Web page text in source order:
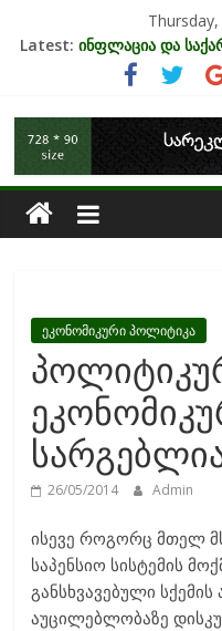
Latest:
უძრავი ქონების
ინფლაცია და
კრიზისის
EU-ის
ეკონომიკური პოლიტიკა
26/05/2014 Admin
ისევე როგორც მთელ
საპენსიო სისტემის
განსხვავებული სქემის
აუცილებლობაზე